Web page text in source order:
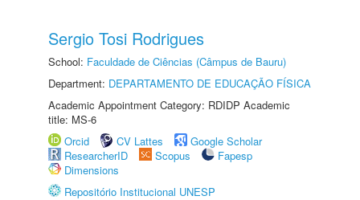
Sergio Tosi Rodrigues
School: Faculdade de Ciências (Câmpus de Bauru)
Department: DEPARTAMENTO DE EDUCAÇÃO FÍSICA
Academic Appointment Category: RDIDP Academic
title: MS-6
Orcid
CV Lattes
Google Scholar
ResearcherID
Scopus
Fapesp
Dimensions
Repositório Institucional UNESP